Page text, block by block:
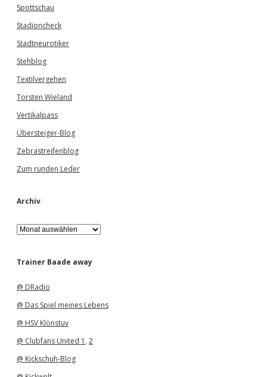
Spottschau
Stadioncheck
Stadtneurotiker
Stehblog
Textilvergehen
Torsten Wieland
Vertikalpass
Übersteiger-Blog
Zebrastreifenblog
Zum runden Leder
Archiv
A
r
h
Trainer Baade away
@ DRadio
@ Das Spiel meines Lebens
@ HSV Klönstuv
@ Clubfans United 1 , 2
@ Kickschuh-Blog